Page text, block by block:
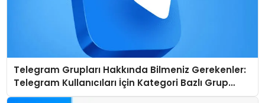
Telegram Grupları Hakkında Bilmeniz Gerekenler:
Telegram Kullanıcıları İçin Kategori Bazlı Grup
Rehberi